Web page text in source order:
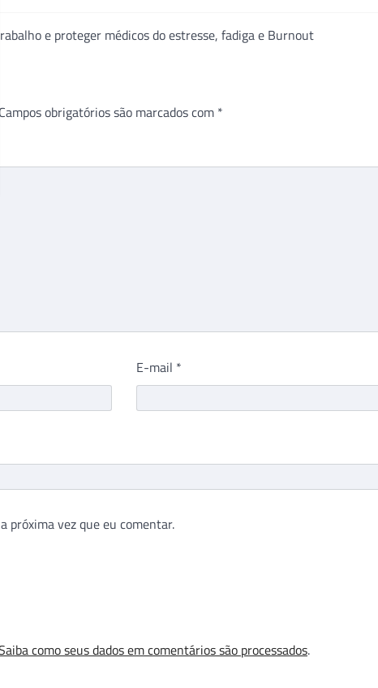
e proteger médicos do estresse, fadiga e Burnout
Campos obrigatórios são marcados com *
E-mail *
próxima vez que eu comentar.
como seus dados em comentários são processados.